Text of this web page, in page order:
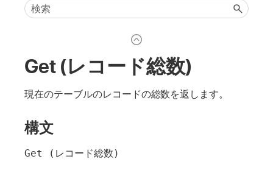
Get (レコード総数)
現在のテーブルのレコードの総数を返します。
構文
Get (レコード総数)